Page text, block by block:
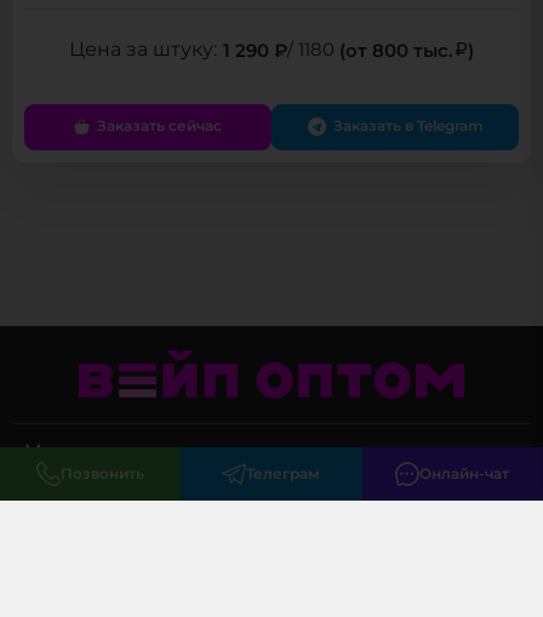
1 290 ₽/ 1180 (от 800 тыс. )
Заказать сейчас Заказать в Telegram
Меню
Позвонить Телеграм Онлайн-чат